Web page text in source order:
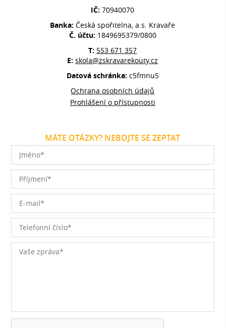
IČ:70940070
Banka:Česká spořitelna, a.s. Kravaře
Č. účtu: 1849695379/0800
T: 553 671 357
E:skola@zskravarekouty.cz
Datová schránka: c5fmnu5
Ochrana osobních údajů
Prohlášení o přístupnosti
MÁTE OTÁZKY? NEBOJTE SE ZEPTAT